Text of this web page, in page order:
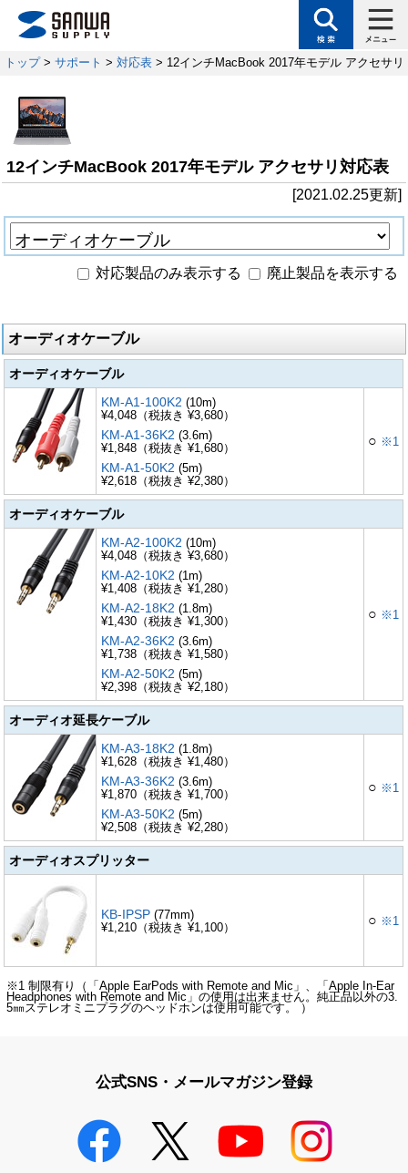
トップ> サポート > 対応表 > 12インチMacBook 2017年モデル アクセサリ
12インチMacBook 2017年モデル アクセサリ対応表
[2021.02.25更新]
対応製品のみ表示する 廃止製品を表示する
オーディオケーブル
オーディオケーブル
KM-A1-100K2 (10m)
¥4,048（税抜き ¥3,680）
KM-A1-36K2 (3.6m)
¥1,848（税抜き ¥1,680）
KM-A1-50K2 (5m)
¥2,618（税抜き ¥2,380）
○ ※1
オーディオケーブル
KM-A2-100K2 (10m)
¥4,048（税抜き ¥3,680）
KM-A2-10K2 (1m)
¥1,408（税抜き ¥1,280）
KM-A2-18K2 (1.8m)
¥1,430（税抜き ¥1,300）
KM-A2-36K2 (3.6m)
¥1,738（税抜き ¥1,580）
KM-A2-50K2 (5m)
¥2,398（税抜き ¥2,180）
○ ※1
オーディオ延長ケーブル
KM-A3-18K2 (1.8m)
¥1,628（税抜き ¥1,480）
KM-A3-36K2 (3.6m)
¥1,870（税抜き ¥1,700）
KM-A3-50K2 (5m)
¥2,508（税抜き ¥2,280）
○ ※1
オーディオスプリッター
KB-IPSP (77mm)
¥1,210（税抜き ¥1,100）
○ ※1
※1 制限有り（「Apple EarPods with Remote and Mic」、「Apple In-Ear
Headphones with Remote and Mic」の使用は出来ません。純正品以外の3.
5㎜ステレオミニプラグのヘッドホンは使用可能です。 ）
公式SNS・メールマガジン登録